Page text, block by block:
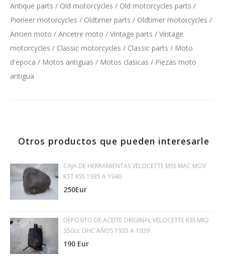
Antique parts / Old motorcycles / Old motorcycles parts /
Pioneer motorcycles / Oldtimer parts / Oldtimer motorcycles /
Ancien moto / Ancetre moto / Vintage parts / Vintage
motorcycles / Classic motorcycles / Classic parts / Moto
d'epoca / Motos antiguas / Motos clasicas / Piezas moto
antigua
Otros productos que pueden interesarle
CAJA DE HERRAMIENTAS VELOCETTE MSS MAC MOV
KTT KSS 1935 A 1940
250Eur
DEPOSITO DE ACEITE ORIGINAL VELOCETTE KSS MK2
350cc OHC AÑOS 1935 A 1939
190 Eur